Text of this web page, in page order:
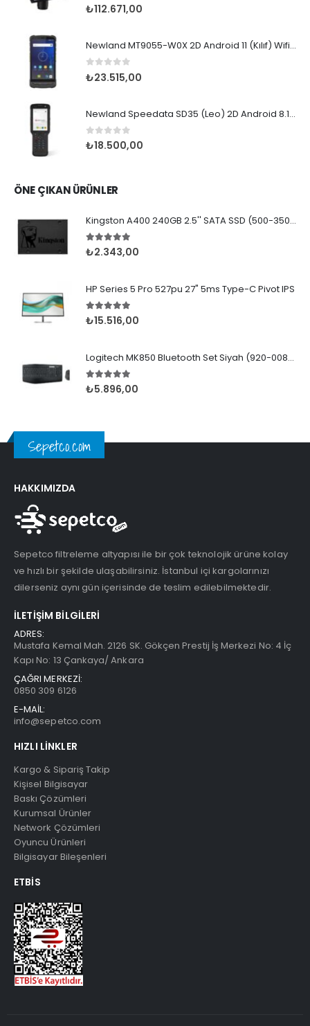
5.00 5 üzerinden
₺112.671,00
Newland MT9055-W0X 2D Android 11 (Kılıf) Wifi BT
0 5 üzerinden
₺23.515,00
Newland Speedata SD35 (Leo) 2D Android 8.1 Wifi BT
0 5 üzerinden
₺18.500,00
ÖNE ÇIKAN ÜRÜNLER
Kingston A400 240GB 2.5'' SATA SSD (500-350MB/s)
5.005 üzerinden
₺2.343,00
HP Series 5 Pro 527pu 27" 5ms Type-C Pivot IPS
5.005 üzerinden
₺15.516,00
Logitech MK850 Bluetooth Set Siyah (920-008230)
5.005 üzerinden
₺5.896,00
Sepetco.com
HAKKIMIZDA
Sepetco filtreleme altyapısı ile bir çok teknolojik ürüne kolay
ve hızlı bir şekilde ulaşabilirsiniz. İstanbul içi kargolarınızı
dilerseniz aynı gün içerisinde de teslim edilebilmektedir.
İLETIŞIM BILGILERI
ADRES:
Mustafa Kemal Mah. 2126 SK. Gökçen Prestij İş Merkezi No: 4 İç
Kapı No: 13 Çankaya/ Ankara
ÇAĞRI MERKEZİ:
0850 309 6126
E-MAİL:
info@sepetco.com
HIZLI LINKLER
Kargo & Sipariş Takip
Kişisel Bilgisayar
Baskı Çözümleri
Kurumsal Ürünler
Network Çözümleri
Oyuncu Ürünleri
Bilgisayar Bileşenleri
ETBIS